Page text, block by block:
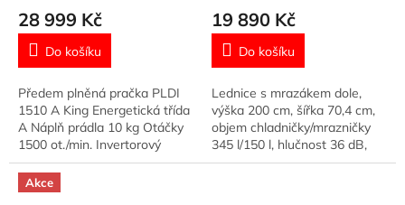
produktu
5,0
5
hvězdiček.
28 999 Kč
Do košíku
Předem plněná pračka PLDI
1510 A King Energetická třída
A Náplň prádla 10 kg Otáčky
1500 ot./min. Invertorový
motor Crystal buben Můj
program SpaCare - použití
páry po...
produktu
5,0
5
hvězdiček.
19 890 Kč
Do košíku
Lednice s mrazákem dole,
výška 200 cm, šířka 70,4 cm,
objem chladničky/mrazničky
345 l/150 l, hlučnost 36 dB,
energetická třída E, NoFrost,
Akce